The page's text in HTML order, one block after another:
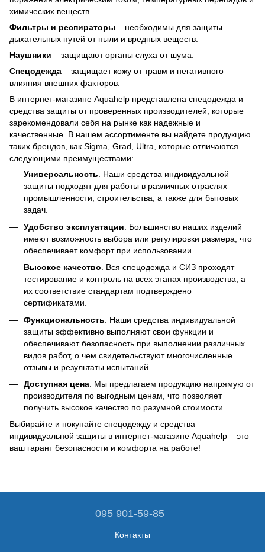
химических веществ.
Фильтры и респираторы – необходимы для защиты
дыхательных путей от пыли и вредных веществ.
Наушники – защищают органы слуха от шума.
Спецодежда – защищает кожу от травм и негативного
влияния внешних факторов.
В интернет-магазине Aquahelp представлена спецодежда и
средства защиты от проверенных производителей, которые
зарекомендовали себя на рынке как надежные и
качественные. В нашем ассортименте вы найдете продукцию
таких брендов, как Sigma, Grad, Ultra, которые отличаются
следующими преимуществами:
Универсальность. Наши средства индивидуальной
защиты подходят для работы в различных отраслях
промышленности, строительства, а также для бытовых
задач.
Удобство эксплуатации . Большинство наших изделий
имеют возможность выбора или регулировки размера, что
обеспечивает комфорт при использовании.
Высокое качество. Вся спецодежда и СИЗ проходят
тестирование и контроль на всех этапах производства, а
их соответствие стандартам подтверждено
сертификатами.
Функциональность . Наши средства индивидуальной
защиты эффективно выполняют свои функции и
обеспечивают безопасность при выполнении различных
видов работ, о чем свидетельствуют многочисленные
отзывы и результаты испытаний.
Доступная цена . Мы предлагаем продукцию напрямую от
производителя по выгодным ценам, что позволяет
получить высокое качество по разумной стоимости.
Выбирайте и покупайте спецодежду и средства
индивидуальной защиты в интернет-магазине Aquahelp – это
ваш гарант безопасности и комфорта на работе!
095 901-59-85
Контакты